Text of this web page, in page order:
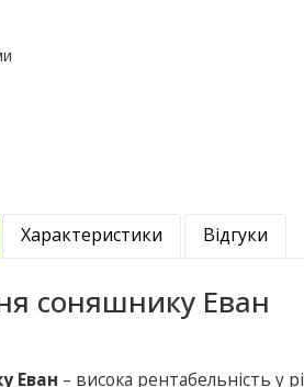
Характеристики Відгуки
соняшнику Еван
Еван – висока рентабельність у